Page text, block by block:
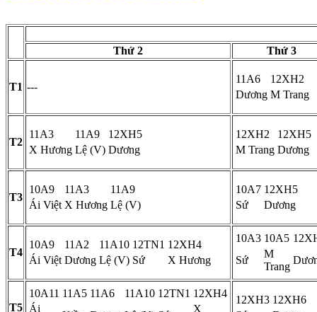
Thứ 2 Thứ 3
T1 ---
11A6
12XH2
Dương M Trang
T2
11A3 11A9
12XH5
X Hương Lệ (V) Dương
12XH2
12XH5
M Trang Dương
T3
10A9 11A3
11A9
Ái Việt X Hương Lệ (V)
10A7 12XH5
Sứ
Dương
T4
10A9 11A2 11A10 12TN1 12XH4
Ái Việt Dương Lệ (V) Sứ X Hương
10A3 10A5
Sứ
M
Trang
T5
10A11 11A5 11A6 11A10 12TN1 12XH4
Ái
X
12XH3 12XH6